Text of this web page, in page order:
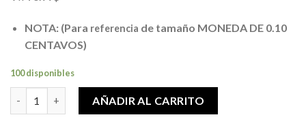
NOTA: (Para referencia de tamaño MONEDA DE 0.10
CENTAVOS)
100 disponibles
Dije de Flor Doblada cantidadAÑADIR AL CARRITO